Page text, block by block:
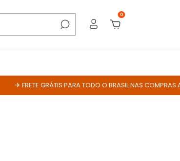
0
PARA TODO O BRASIL NAS COMPRAS ACIMA DE R$